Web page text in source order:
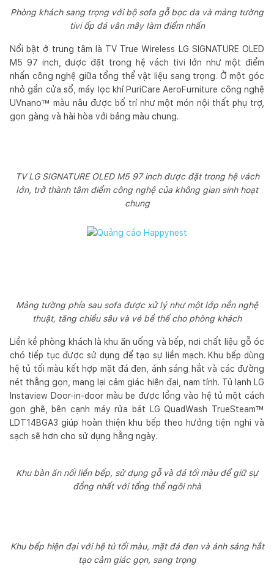
Phòng khách sang trọng với bộ sofa gỗ bọc da và mảng tường
tivi ốp đá vân mây làm điểm nhấn
Nổi bật ở trung tâm là TV True Wireless LG SIGNATURE OLED
M5 97 inch, được đặt trong hệ vách tivi lớn như một điểm
nhấn công nghệ giữa tổng thể vật liệu sang trọng. Ở một góc
nhỏ gần cửa sổ, máy lọc khí PuriCare AeroFurniture công nghệ
UVnano™ màu nâu được bố trí như một món nội thất phụ trợ,
gọn gàng và hài hòa với bảng màu chung.
TV LG SIGNATURE OLED M5 97 inch được đặt trong hệ vách
lớn, trở thành tâm điểm công nghệ của không gian sinh hoạt
chung
Mảng tường phía sau sofa được xử lý như một lớp nền nghệ
thuật, tăng chiều sâu và vẻ bề thế cho phòng khách
Liền kề phòng khách là khu ăn uống và bếp, nơi chất liệu gỗ óc
chó tiếp tục được sử dụng để tạo sự liền mạch. Khu bếp dùng
hệ tủ tối màu kết hợp mặt đá đen, ánh sáng hắt và các đường
nét thẳng gọn, mang lại cảm giác hiện đại, nam tính. Tủ lạnh LG
Instaview Door-in-door màu be được lồng vào hệ tủ một cách
gọn ghẽ, bên cạnh máy rửa bát LG QuadWash TrueSteam™
LDT14BGA3 giúp hoàn thiện khu bếp theo hướng tiện nghi và
sạch sẽ hơn cho sử dụng hằng ngày.
Khu bàn ăn nối liền bếp, sử dụng gỗ và đá tối màu để giữ sự
đồng nhất với tổng thể ngôi nhà
Khu bếp hiện đại với hệ tủ tối màu, mặt đá đen và ánh sáng hắt
tạo cảm giác gọn, sang trọng